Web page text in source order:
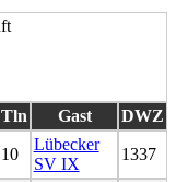
Tln Gast DWZ
10
Lübecker
SV IX
1337